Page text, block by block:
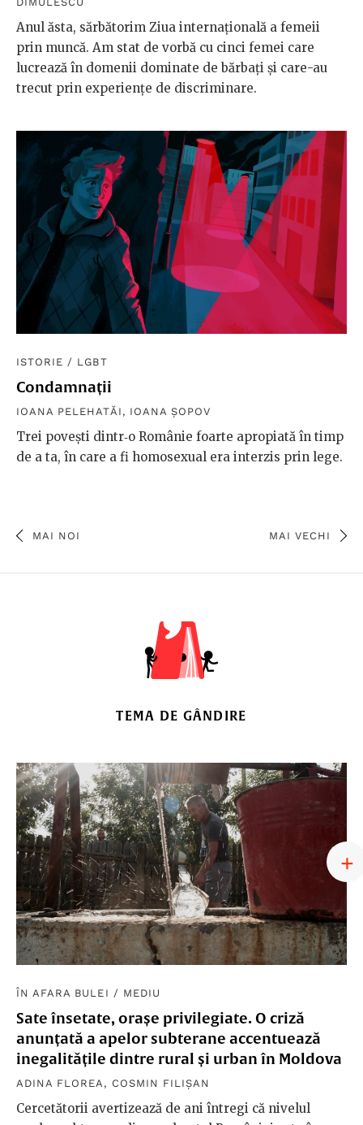
Anul ăsta, sărbătorim Ziua internațională a femeii
prin muncă. Am stat de vorbă cu cinci femei care
lucrează în domenii dominate de bărbați și care-au
trecut prin experiențe de discriminare.
ISTORIE / LGBT
Condamnații
IOANA PELEHATĂI , IOANA ȘOPOV
Trei poveşti dintr‑o Românie foarte apropiată în timp
de a ta, în care a fi homosexual era interzis prin lege.
MAI NOI MAI VECHI
TEMA DE GÂNDIRE
ÎN AFARA BULEI / MEDIU
Sate însetate, orașe privilegiate. O criză
anunțată a apelor subterane accentuează
inegalitățile dintre rural și urban în Moldova
ADINA FLOREA , COSMIN FILIȘAN
Cercetătorii avertizează de ani întregi că nivelul